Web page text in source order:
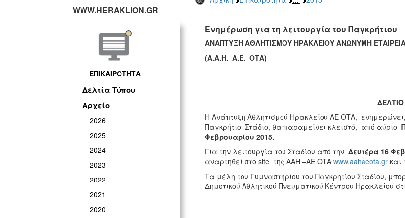
WWW.HERAKLION.GR
ΕΠΙΚΑΙΡΟΤΗΤΑ
Δελτία Τύπου
Αρχείο
2026
2025
2024
2023
2022
2021
2020
Ενημέρωση για τη λειτουργία του Παγκρήτιου
ΑΝΑΠΤΥΞΗ ΑΘΛΗΤΙΣΜΟΥ ΗΡΑΚΛΕΙΟΥ ΑΝΩΝΥΜΗ
(Α.Α.Η. Α.Ε. ΟΤΑ)
Η Ανάπτυξη Αθλητισμού Ηρακλείου ΑΕ ΟΤΑ,
Παγκρήτιο Στάδιο, θα παραμείνει κλειστό, από αύριο
Φεβρουαρίου 2015.
Για την λειτουργία του Σταδίου από την Δευτέρα 16
αναρτηθεί στο site της ΑΑΗ –ΑΕ ΟΤΑ www.aahaeota.grκαι
Τα μέλη του Γυμναστηρίου του Παγκρητίου Σταδίου,
Δημοτικού Αθλητικού Πνευματικού Κέντρου Ηρακλείου